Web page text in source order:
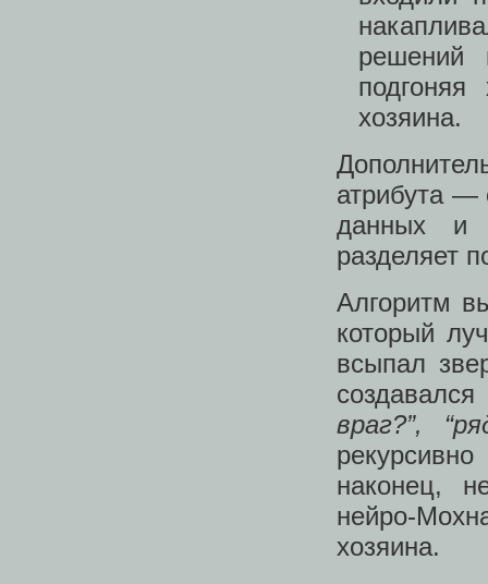
решений
хозяина.
атрибута —
данных и
разделяет
Алгоритм
который
всыпал
враг?”,
наконец,
нейро-
хозяина.